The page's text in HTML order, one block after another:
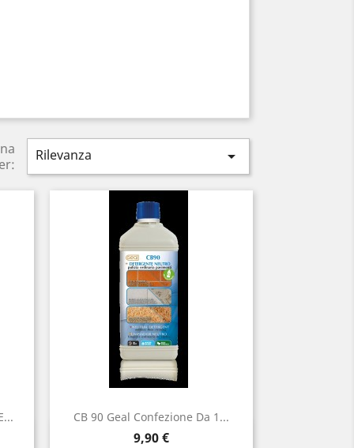
Rilevanza 
CB 90 Geal Confezione Da 1...
Prezzo
9,90 €
Anteprima